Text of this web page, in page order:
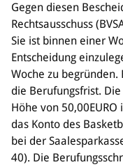
Projekte
Bildung
Info
Trainerwesen
Bildungsnetzwerk
Schiedsrichterwesen
Bildungsangebote im BVSA
Externe Bildungsangebote
Gegen diesen
Rechtsausschuss
Sie ist binnen einer
Entscheidung
Woche zu
die Berufungsfrist.
Höhe von
das Konto des
bei der
40). Die